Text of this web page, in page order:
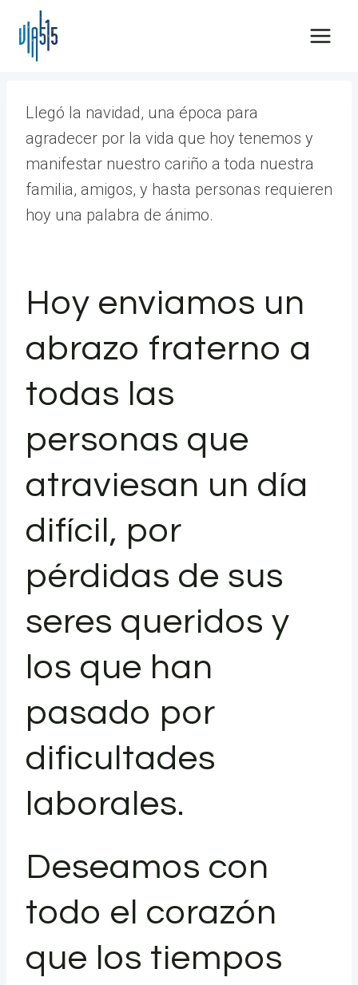
Saltar
contenido
Llegó la navidad, una época para
agradecer por la vida que hoy tenemos y
manifestar nuestro cariño a toda nuestra
familia, amigos, y hasta personas requieren
hoy una palabra de ánimo.
Hoy enviamos un
abrazo fraterno a
todas las
personas que
atraviesan un día
difícil, por
pérdidas de sus
seres queridos y
los que han
pasado por
dificultades
laborales.
Deseamos con
todo el corazón
que los tiempos